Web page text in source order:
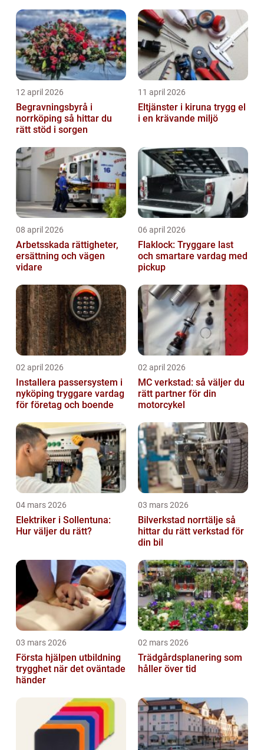
12 april 2026
Begravningsbyrå i
norrköping så hittar du
rätt stöd i sorgen
11 april 2026
Eltjänster i kiruna trygg el
i en krävande miljö
08 april 2026
Arbetsskada rättigheter,
ersättning och vägen
vidare
06 april 2026
Flaklock: Tryggare last
och smartare vardag med
pickup
02 april 2026
Installera passersystem i
nyköping tryggare vardag
för företag och boende
02 april 2026
MC verkstad: så väljer du
rätt partner för din
motorcykel
04 mars 2026
Elektriker i Sollentuna:
Hur väljer du rätt?
03 mars 2026
Bilverkstad norrtälje så
hittar du rätt verkstad för
din bil
03 mars 2026
Första hjälpen utbildning
trygghet när det oväntade
händer
02 mars 2026
Trädgårdsplanering som
håller över tid